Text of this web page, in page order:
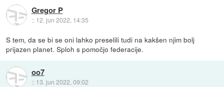
Gregor P
:: 12. jun 2022, 14:35
S tem, da se bi se oni lahko preselili tudi na kakšen njim bolj
prijazen planet. Sploh s pomočjo federacije.
oo7
:: 13. jun 2022, 09:02